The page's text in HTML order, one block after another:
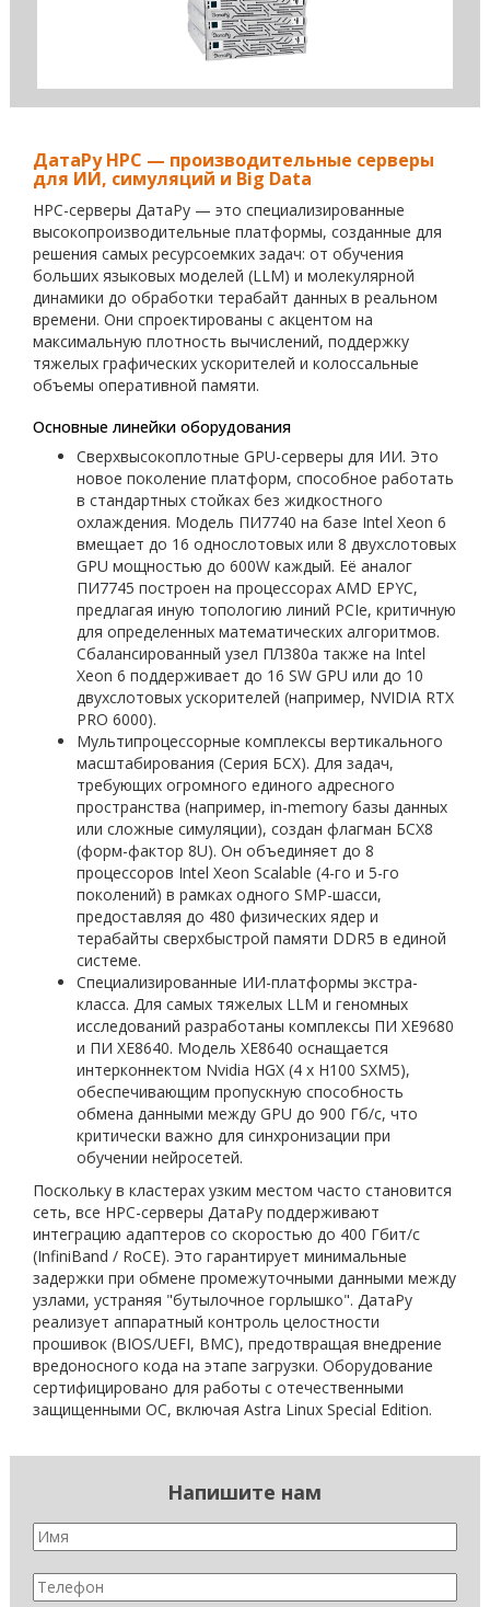
ДатаРу HPC — производительные серверы
для ИИ, симуляций и Big Data
HPC-серверы ДатаРу — это специализированные
высокопроизводительные платформы, созданные для
решения самых ресурсоемких задач: от обучения
больших языковых моделей (LLM) и молекулярной
динамики до обработки терабайт данных в реальном
времени. Они спроектированы с акцентом на
максимальную плотность вычислений, поддержку
тяжелых графических ускорителей и колоссальные
объемы оперативной памяти.
Основные линейки оборудования
Сверхвысокоплотные GPU-серверы для ИИ. Это
новое поколение платформ, способное работать
в стандартных стойках без жидкостного
охлаждения. Модель ПИ7740 на базе Intel Xeon 6
вмещает до 16 однослотовых или 8 двухслотовых
GPU мощностью до 600W каждый. Её аналог
ПИ7745 построен на процессорах AMD EPYC,
предлагая иную топологию линий PCIe, критичную
для определенных математических алгоритмов.
Сбалансированный узел ПЛ380а также на Intel
Xeon 6 поддерживает до 16 SW GPU или до 10
двухслотовых ускорителей (например, NVIDIA RTX
PRO 6000).
Мультипроцессорные комплексы вертикального
масштабирования (Серия БСХ). Для задач,
требующих огромного единого адресного
пространства (например, in-memory базы данных
или сложные симуляции), создан флагман БСХ8
(форм-фактор 8U). Он объединяет до 8
процессоров Intel Xeon Scalable (4-го и 5-го
поколений) в рамках одного SMP-шасси,
предоставляя до 480 физических ядер и
терабайты сверхбыстрой памяти DDR5 в единой
системе.
Специализированные ИИ-платформы экстра-
класса. Для самых тяжелых LLM и геномных
исследований разработаны комплексы ПИ XE9680
и ПИ XE8640. Модель XE8640 оснащается
интерконнектом Nvidia HGX (4 x H100 SXM5),
обеспечивающим пропускную способность
обмена данными между GPU до 900 Гб/с, что
критически важно для синхронизации при
обучении нейросетей.
Поскольку в кластерах узким местом часто становится
сеть, все HPC-серверы ДатаРу поддерживают
интеграцию адаптеров со скоростью до 400 Гбит/с
(InfiniBand / RoCE). Это гарантирует минимальные
задержки при обмене промежуточными данными между
узлами, устраняя "бутылочное горлышко". ДатаРу
реализует аппаратный контроль целостности
прошивок (BIOS/UEFI, BMC), предотвращая внедрение
вредоносного кода на этапе загрузки. Оборудование
сертифицировано для работы с отечественными
защищенными ОС, включая Astra Linux Special Edition.
Напишите нам